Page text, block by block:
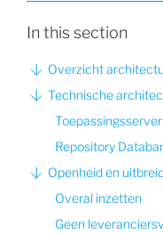
In this section
Overzicht
Technische
Toepassingsserver
Repository
Openheid en
Overal inzetten
Geen